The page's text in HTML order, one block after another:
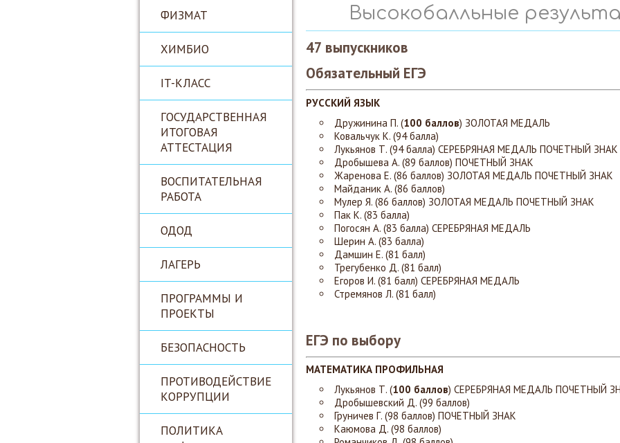
ФИЗМАТ
ХИМБИО
IT-КЛАСС
ГОСУДАРСТВЕННАЯ
ИТОГОВАЯ
АТТЕСТАЦИЯ
ВОСПИТАТЕЛЬНАЯ
РАБОТА
ОДОД
ЛАГЕРЬ
ПРОГРАММЫ И
ПРОЕКТЫ
БЕЗОПАСНОСТЬ
ПРОТИВОДЕЙСТВИЕ
КОРРУПЦИИ
ПОЛИТИКА
Высокобалльные
47 выпускников
Обязательный ЕГЭ
РУССКИЙ ЯЗЫК
Дружинина П. (100 баллов) ЗОЛОТАЯ МЕДАЛЬ
Ковальчук К. (94 балла)
Лукьянов Т. (94 балла) СЕРЕБРЯНАЯ МЕДАЛЬ ПОЧЕТНЫЙ ЗНАК
Дробышева А. (89 баллов) ПОЧЕТНЫЙ ЗНАК
Жаренова Е. (86 баллов) ЗОЛОТАЯ МЕДАЛЬ ПОЧЕТНЫЙ ЗНАК
Майданик А. (86 баллов)
Мулер Я. (86 баллов) ЗОЛОТАЯ МЕДАЛЬ ПОЧЕТНЫЙ ЗНАК
Пак К. (83 балла)
Погосян А. (83 балла) СЕРЕБРЯНАЯ МЕДАЛЬ
Шерин А. (83 балла)
Дамшин Е. (81 балл)
Трегубенко Д. (81 балл)
Егоров И. (81 балл) СЕРЕБРЯНАЯ МЕДАЛЬ
Стремянов Л. (81 балл)
ЕГЭ по выбору
МАТЕМАТИКА ПРОФИЛЬНАЯ
Лукьянов Т. (100 баллов) СЕРЕБРЯНАЯ МЕДАЛЬ ПОЧЕТНЫЙ
Дробышевский Д. (99 баллов)
Груничев Г. (98 баллов) ПОЧЕТНЫЙ ЗНАК
Каюмова Д. (98 баллов)